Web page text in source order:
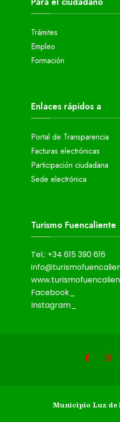
Trámites
Empleo
Formación
Enlaces rápidos a
Portal de Transparencia
Facturas electrónicas
Participación ciudadana
Sede electrónica
Turismo Fuencaliente
Tel.: +34 615 390 616
Facebook_
Instagram_
Municipio Luz de